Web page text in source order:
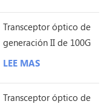
Transceptor óptico de
generación II de 100G
QSFP28 ZR4 80KM LC
LEE MAS
Transceptor óptico de